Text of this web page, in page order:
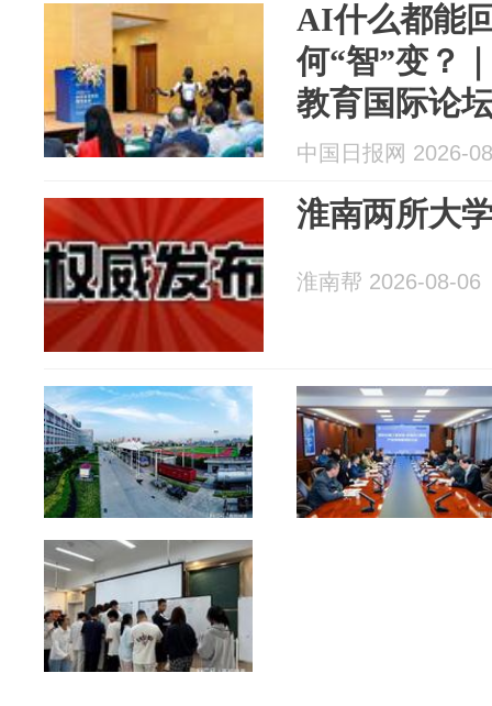
AI什么都能
何“智”变？
教育国际论
中国日报网 2026-
淮南两所大
淮南帮 2026-08-06